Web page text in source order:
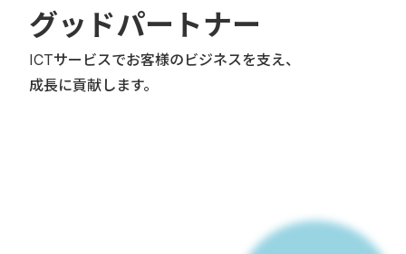
グッドパートナー
ICTサービスでお客様のビジネスを支え、
成長に貢献します。